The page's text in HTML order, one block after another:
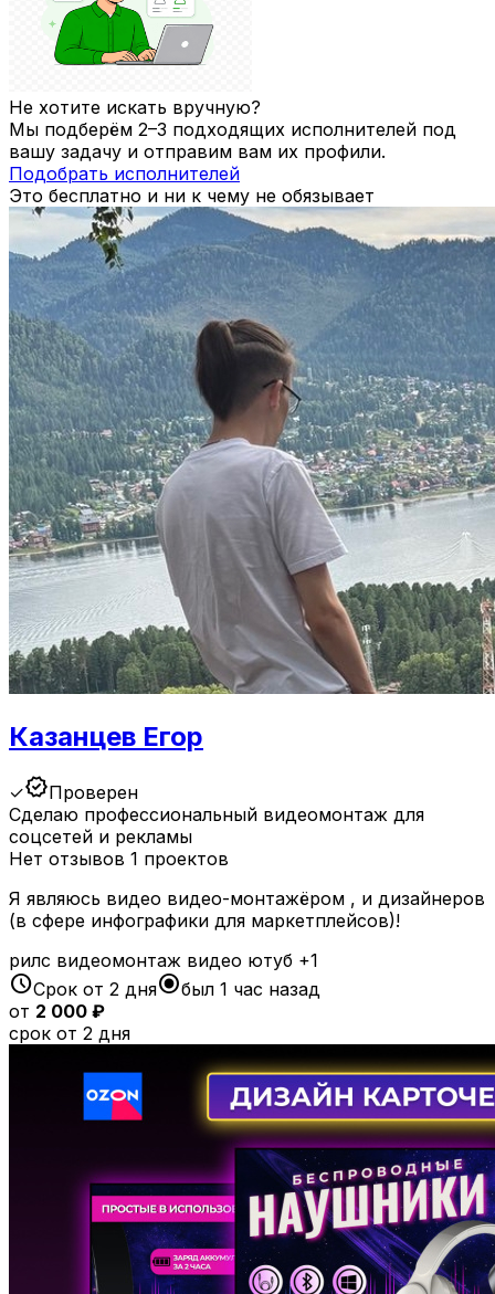
Не хотите искать вручную?
Мы подберём 2–3 подходящих исполнителей под
вашу задачу и отправим вам их профили.
Подобрать исполнителей
Это бесплатно и ни к чему не обязывает
Казанцев Егор
✓verifiedПроверен
Сделаю профессиональный видеомонтаж для
соцсетей и рекламы
Нет отзывов 1 проектов
Я являюсь видео видео-монтажёром , и дизайнеров
(в сфере инфографики для маркетплейсов)!
рилс видеомонтаж видео ютуб +1
scheduleСрок от 2 дняradio_button_checkedбыл 1 час назад
от 2 000 ₽
срок от 2 дня